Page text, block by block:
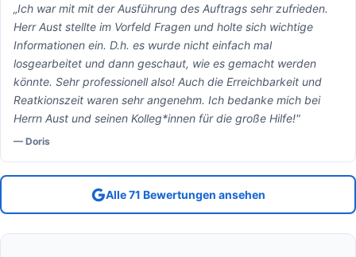
„Ich war mit mit der Ausführung des Auftrags sehr zufrieden.
Herr Aust stellte im Vorfeld Fragen und holte sich wichtige
Informationen ein. D.h. es wurde nicht einfach mal
losgearbeitet und dann geschaut, wie es gemacht werden
könnte. Sehr professionell also! Auch die Erreichbarkeit und
Reatkionszeit waren sehr angenehm. Ich bedanke mich bei
Herrn Aust und seinen Kolleg*innen für die große Hilfe!"
— Doris
Alle 71 Bewertungen ansehen